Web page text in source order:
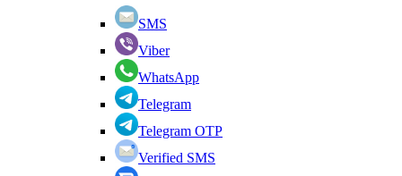
SMS
Viber
WhatsApp
Telegram
Telegram OTP
Verified SMS